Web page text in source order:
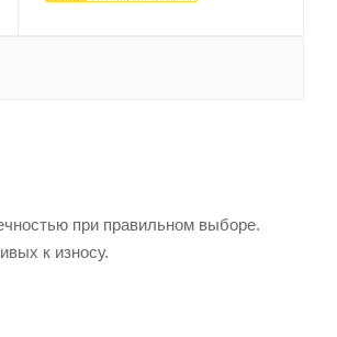
при правильном выборе.
к износу.